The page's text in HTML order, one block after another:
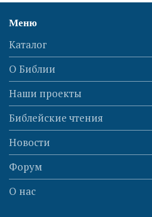
Меню
Каталог
О Библии
Наши проекты
Библейские чтения
Новости
Форум
О нас